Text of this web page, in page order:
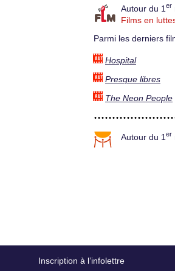
Autour du 1 er
Films en
Parmi les derniers
Hospital
Presque libres
The Neon People
Autour du 1 er
Inscription à l’infolettre